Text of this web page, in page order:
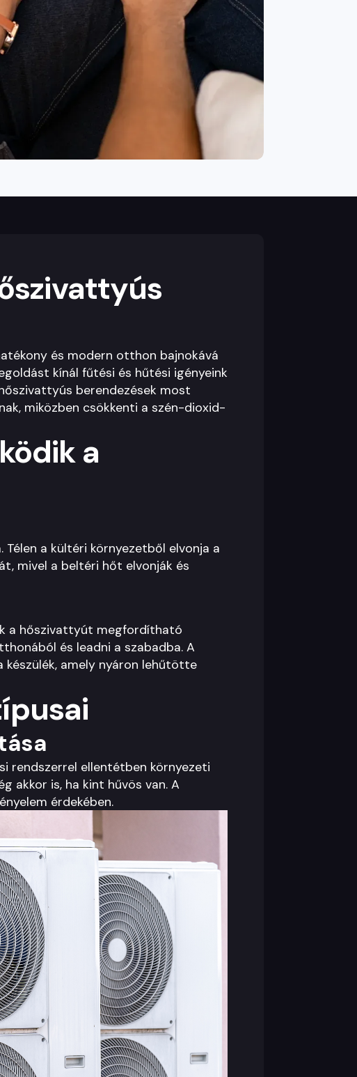
és modern otthon bajnokává
kínál fűtési és hűtési igényeink
berendezések most
miközben csökkenti a szén-dioxid-
a
a kültéri környezetből elvonja a
mivel a beltéri hőt elvonják és
a hőszivattyút megfordítható
és leadni a szabadba. A
amely nyáron lehűtötte
rendszerrel ellentétben környezeti
akkor is, ha kint hűvös van. A
érdekében.